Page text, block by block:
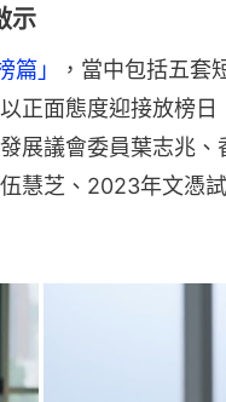
示
篇」
，當中包括五套
正面態度迎接放榜日
展議會委員葉志兆、
慧芝、2023年文憑